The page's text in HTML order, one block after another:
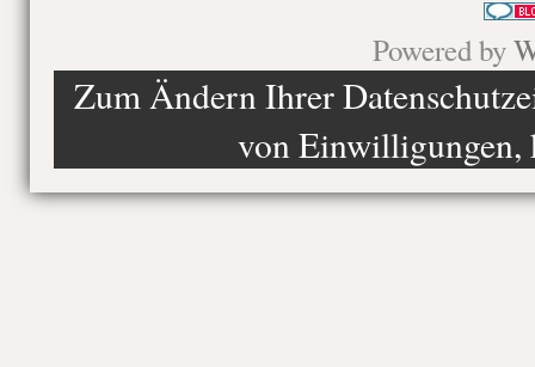
Powered by
Zum Ändern Ihrer
von